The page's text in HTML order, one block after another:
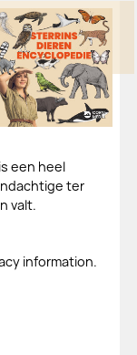
een heel
ter
valt.
information.